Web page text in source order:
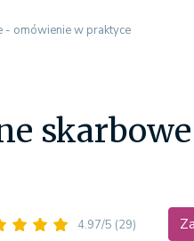
- omówienie w praktyce
4.97/5 (29)